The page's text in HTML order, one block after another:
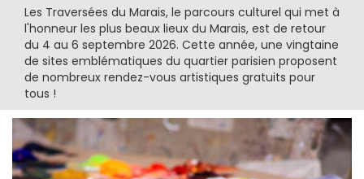
Les Traversées du Marais, le parcours culturel qui met à
l'honneur les plus beaux lieux du Marais, est de retour
du 4 au 6 septembre 2026. Cette année, une vingtaine
de sites emblématiques du quartier parisien proposent
de nombreux rendez-vous artistiques gratuits pour
tous !